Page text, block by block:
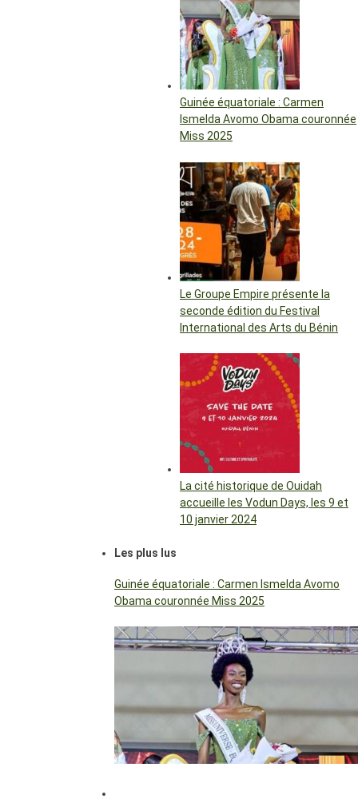
Guinée équatoriale : Carmen
Ismelda Avomo Obama couronnée
Miss 2025
Le Groupe Empire présente la
seconde édition du Festival
International des Arts du Bénin
La cité historique de Ouidah
accueille les Vodun Days, les 9 et
10 janvier 2024
Les plus lus
Guinée équatoriale : Carmen Ismelda Avomo
Obama couronnée Miss 2025